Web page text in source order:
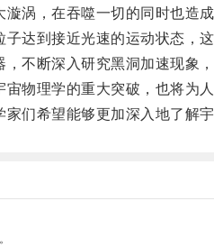
，在吞噬一切的同时也造成
到接近光速的运动状态，这
断深入研究黑洞加速现象，
理学的重大突破，也将为人
希望能够更加深入地了解宇